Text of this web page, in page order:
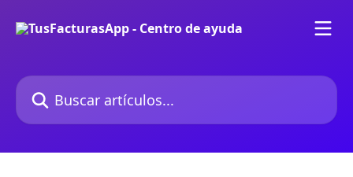
Buscar artículos...